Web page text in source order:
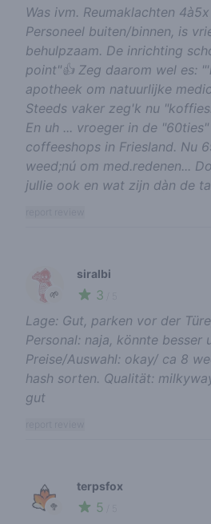
Was ivm. Reumaklachten
Personeel buiten/binnen, is
behulpzaam. De inrichting
point"👍 Zeg daarom wel es:
apotheek om natuurlijke
Steeds vaker zeg'k nu
En uh ... vroeger in de
coffeeshops in Friesland. Nu
weed;nú om med.redenen...
jullie ook en wat zijn dàn de
🌱
siralbi
3
Lage: Gut, parken vor der
Personal: naja, könnte besser
Preise/Auswahl: okay/ ca 8
hash sorten. Qualität:
gut
🥦
terpsfox
5